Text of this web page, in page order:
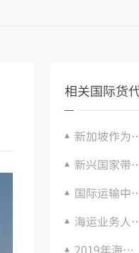
相关国际货
新加坡作为国际航运中心发挥日益重要作用
新兴国家带来的对于国际海运发展的推动：全球化贸易规模持续扩张
国际运输中的海运保险问题
海运业务人才队伍建设与培养
2019年海上货物贸易增速预计超过2%，国际海运市场前景看好